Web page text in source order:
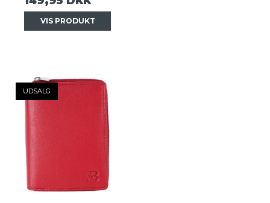
VIS PRODUKT
UDSALG